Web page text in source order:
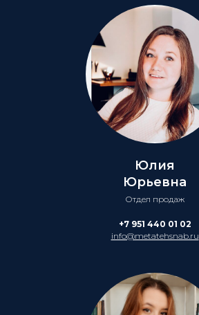
Юлия
Юрьевна
Отдел продаж
+7 951 440 01 02
info@metatehsnab.ru